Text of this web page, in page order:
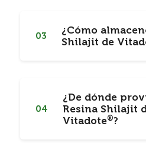
03
¿Cómo
Shilajit de
04
¿De dónde
Resina Shilajit
Vitadote®?